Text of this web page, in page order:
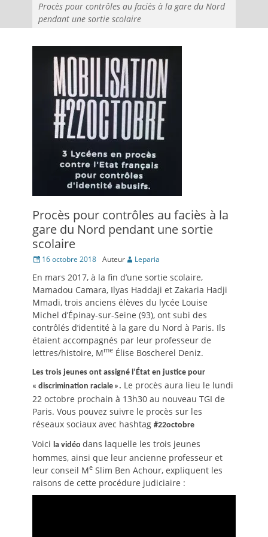
Procès pour contrôles au faciès à la gare du Nord
pendant une sortie scolaire
Procès pour contrôles au faciès à la
gare du Nord pendant une sortie
scolaire
Posté16 octobre 2018 Auteur Leparia
En mars 2017, à la fin d’une sortie scolaire,
Mamadou Camara, Ilyas Haddaji et Zakaria Hadji
Mmadi, trois anciens élèves du lycée Louise
Michel d’Épinay-sur-Seine (93), ont subi des
contrôlés d’identité à la gare du Nord à Paris. Ils
étaient accompagnés par leur professeur de
lettres/histoire, Mme Élise Boscherel Deniz.
Les trois jeunes ont assigné l’État en justice pour
« discrimination raciale ». Le procès aura lieu le lundi
22 octobre prochain à 13h30 au nouveau TGI de
Paris. Vous pouvez suivre le procès sur les
réseaux sociaux avec hashtag #22octobre
Voici la vidéo dans laquelle les trois jeunes
hommes, ainsi que leur ancienne professeur et
leur conseil Me Slim Ben Achour, expliquent les
raisons de cette procédure judiciaire :